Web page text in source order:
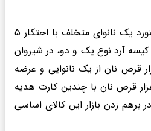
به‌تازگی اعلام شد که در بجنورد یک نانوای متخلف با احتکار ۵
هزار قرص نان و حدود ۱۲۵ کیسه آرد نوع یک و دو، در شیروان
شمالی خرید ۱۰ هزار قرص نان از یک نانوایی و عرضه
از شبکه بیش از ۱۴ هزار قرص نان با چندین کارت هدیه
برهم زدن بازار این کالای اساسی